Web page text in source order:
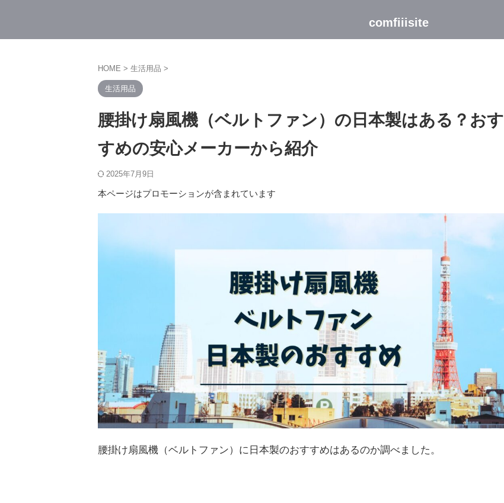
comfiiisite
HOME > 生活用品 >
生活用品
腰掛け扇風機（ベルトファン）の日本製はある？おす
すめの安心メーカーから紹介
2025年7月9日
本ページはプロモーションが含まれています
腰掛け扇風機（ベルトファン）に日本製のおすすめはあるのか調べました。